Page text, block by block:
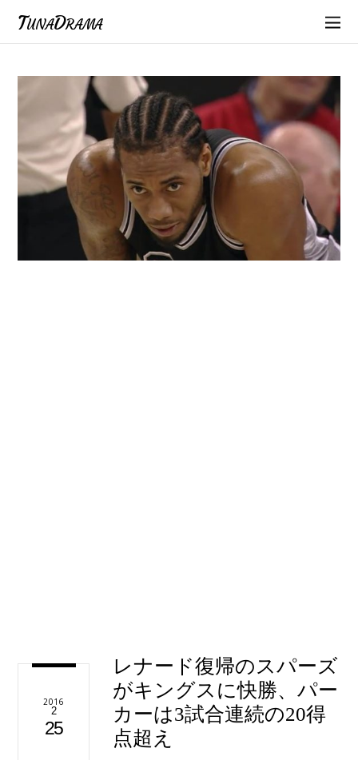
TunaDrama
2016
2
25
レナード復帰のスパーズ
がキングスに快勝、パー
カーは3試合連続の20得
点超え